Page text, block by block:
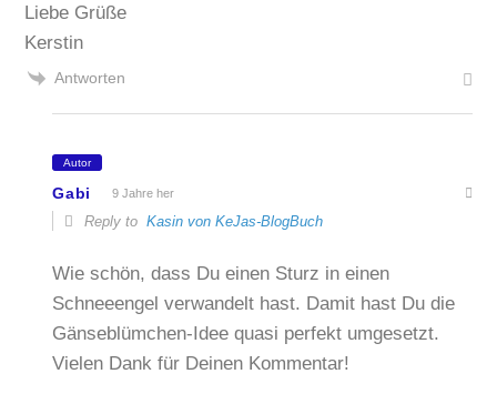
Liebe Grüße
Kerstin
Antworten
Autor
Gabi 9 Jahre her
Reply toKasin von KeJas-BlogBuch
Wie schön, dass Du einen Sturz in einen
Schneeengel verwandelt hast. Damit hast Du die
Gänseblümchen-Idee quasi perfekt umgesetzt.
Vielen Dank für Deinen Kommentar!